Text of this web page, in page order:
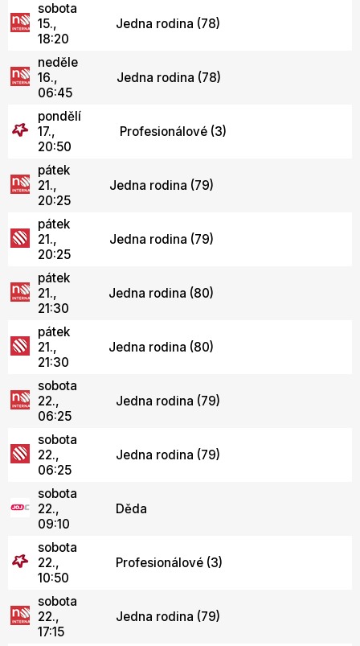
sobota
15.,
18:20
Jedna rodina (78)
neděle
16.,
06:45
Jedna rodina (78)
pondělí
17.,
20:50
Profesionálové (3)
pátek
21.,
20:25
Jedna rodina (79)
pátek
21.,
20:25
Jedna rodina (79)
pátek
21.,
21:30
Jedna rodina (80)
pátek
21.,
21:30
Jedna rodina (80)
sobota
22.,
06:25
Jedna rodina (79)
sobota
22.,
06:25
Jedna rodina (79)
sobota
22.,
09:10
Děda
sobota
22.,
10:50
Profesionálové (3)
sobota
22.,
17:15
Jedna rodina (79)